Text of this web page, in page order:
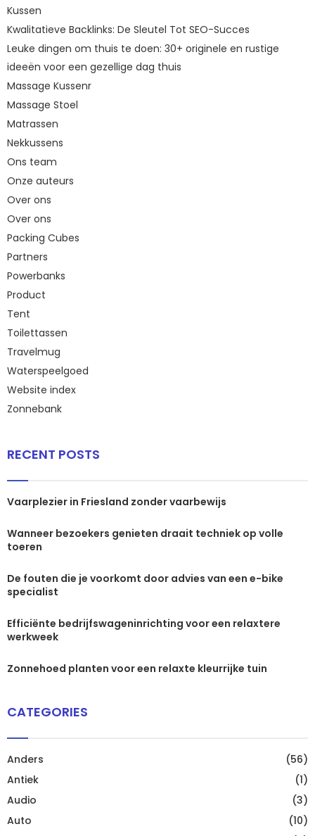
Kussen
Kwalitatieve Backlinks: De Sleutel Tot SEO-Succes
Leuke dingen om thuis te doen: 30+ originele en rustige
ideeën voor een gezellige dag thuis
Massage Kussenr
Massage Stoel
Matrassen
Nekkussens
Ons team
Onze auteurs
Over ons
Over ons
Packing Cubes
Partners
Powerbanks
Product
Tent
Toilettassen
Travelmug
Waterspeelgoed
Website index
Zonnebank
RECENT POSTS
Vaarplezier in Friesland zonder vaarbewijs
Wanneer bezoekers genieten draait techniek op volle
toeren
De fouten die je voorkomt door advies van een e-bike
specialist
Efficiënte bedrijfswageninrichting voor een relaxtere
werkweek
Zonnehoed planten voor een relaxte kleurrijke tuin
CATEGORIES
Anders
(56)
Antiek
(1)
Audio
(3)
Auto
(10)